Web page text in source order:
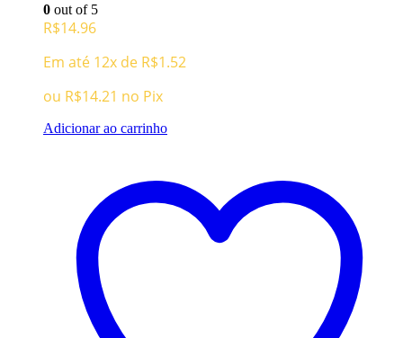
0 out of 5
R$14.96
Em até 12x de R$1.52
ou R$14.21 no Pix
Adicionar ao carrinho